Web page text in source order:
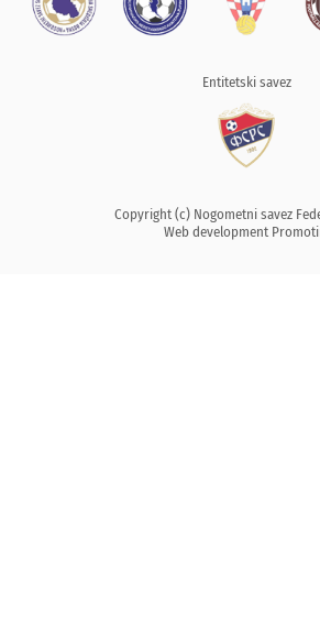
Entitetski savez
Copyright (c) Nogometni savez
Web development